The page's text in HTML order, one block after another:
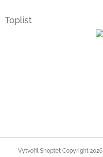
Toplist
Vytvořil Shoptet Copyright 2026